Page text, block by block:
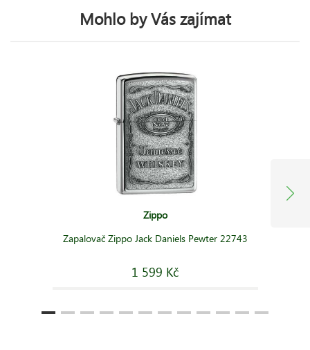
Mohlo by Vás zajímat
Zippo
Zapalovač Zippo Jack Daniels Pewter 22743
1 599 Kč